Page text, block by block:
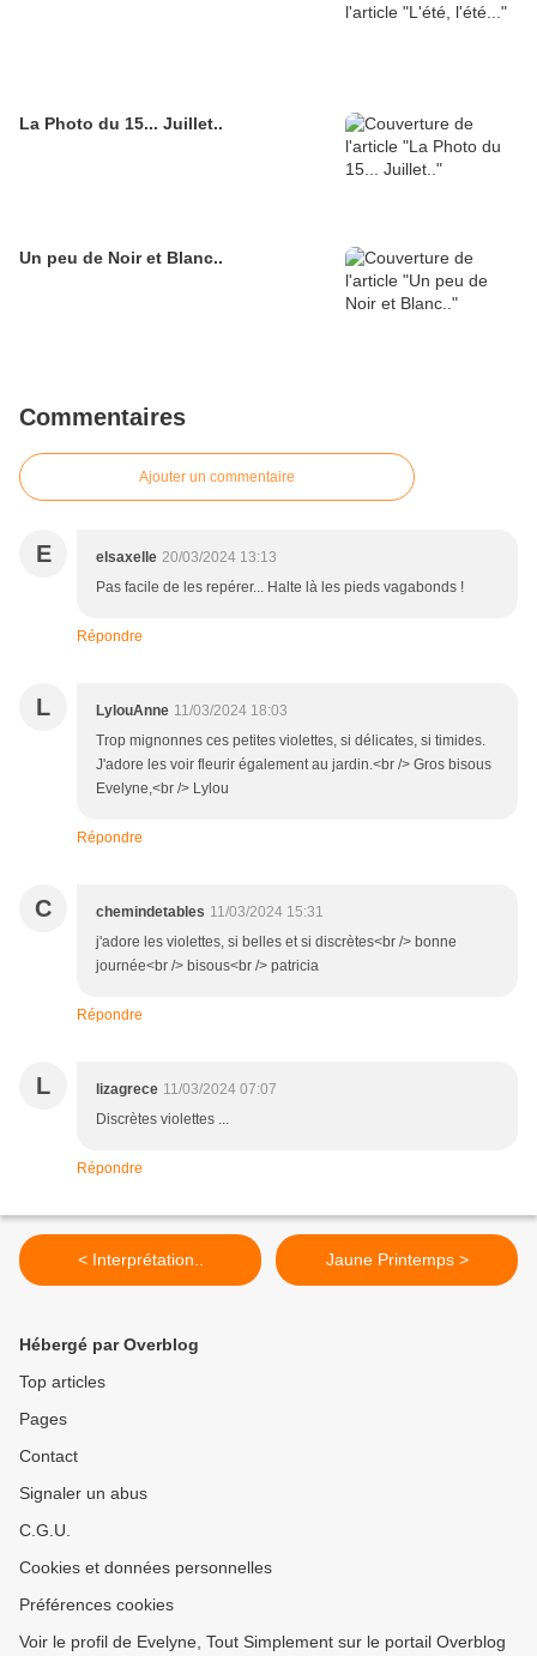
La Photo du 15... Juillet..
Un peu de Noir et Blanc..
Commentaires
Ajouter un commentaire
E elsaxelle 20/03/2024 13:13
Pas facile de les repérer... Halte là les pieds vagabonds !
Répondre
L LylouAnne 11/03/2024 18:03
Trop mignonnes ces petites violettes, si délicates, si timides.
J'adore les voir fleurir également au jardin.<br /> Gros bisous
Evelyne,<br /> Lylou
Répondre
C chemindetables 11/03/2024 15:31
j'adore les violettes, si belles et si discrètes<br /> bonne
journée<br /> bisous<br /> patricia
Répondre
L lizagrece 11/03/2024 07:07
Discrètes violettes ...
Répondre
< Interprétation.. Jaune Printemps >
Hébergé par Overblog
Top articles
Pages
Contact
Signaler un abus
C.G.U.
Cookies et données personnelles
Préférences cookies
Voir le profil de Evelyne, Tout Simplement sur le portail Overblog